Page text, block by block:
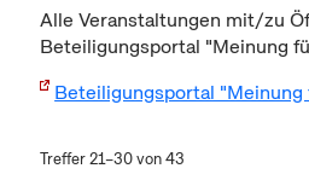
Alle Veranstaltungen mit/zu
Beteiligungsportal "Meinung
Beteiligungsportal "Meinung
Treffer 21–30 von 43